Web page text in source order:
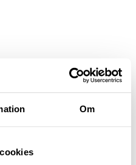
Om
har gett Povel ett
texter inom privatekonomi